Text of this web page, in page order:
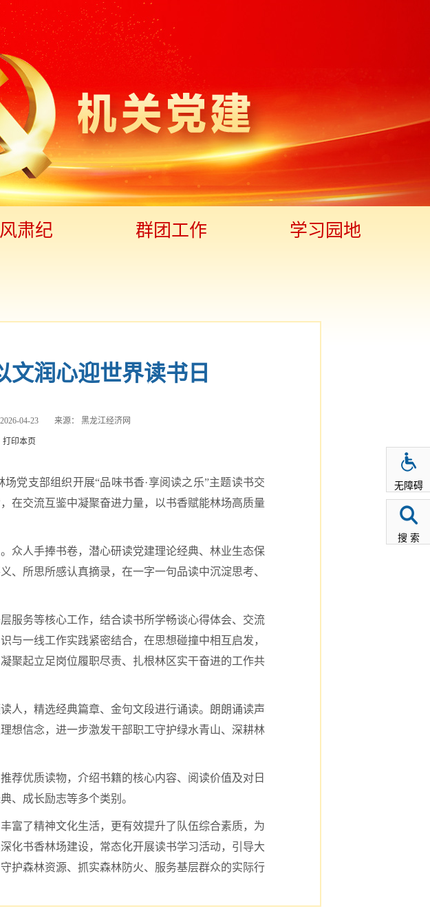
肃纪 群团工作 学习园地
文润心迎世界读书日
2026-04-23 来源： 黑龙江经济网
打印本页
党支部组织开展“品味书香·享阅读之乐”主题读书交
在交流互鉴中凝聚奋进力量，以书香赋能林场高质量
众人手捧书卷，潜心研读党建理论经典、林业生态保
、所思所感认真摘录，在一字一句品读中沉淀思考、
服务等核心工作，结合读书所学畅谈心得体会、交流
与一线工作实践紧密结合，在思想碰撞中相互启发，
聚起立足岗位履职尽责、扎根林区实干奋进的工作共
人，精选经典篇章、金句文段进行诵读。朗朗诵读声
想信念，进一步激发干部职工守护绿水青山、深耕林
荐优质读物，介绍书籍的核心内容、阅读价值及对日
、成长励志等多个类别。
富了精神文化生活，更有效提升了队伍综合素质，为
化书香林场建设，常态化开展读书学习活动，引导大
护森林资源、抓实森林防火、服务基层群众的实际行
无障碍
搜 索